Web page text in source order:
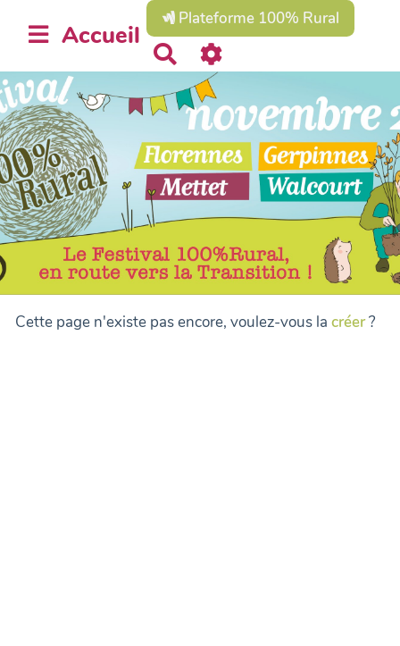
Accueil
Plateforme 100% Rural
e
c
h
e
r
c
r
Cette page n'existe pas encore, voulez-vous la créer?